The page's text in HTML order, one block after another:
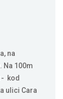
na
Na 100m
- kod
ulici Cara